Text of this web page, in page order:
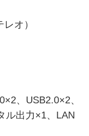
オ）
、USB2.0×2、
ル出力×1、LAN